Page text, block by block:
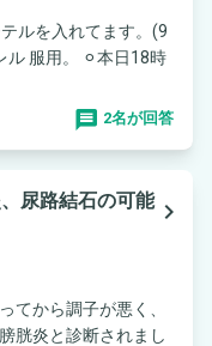
ルを入れてます。(9
⚪︎本日18時
2名が回答
尿路結石の可能navigate_next
てから調子が悪く、
胱炎と診断されまし